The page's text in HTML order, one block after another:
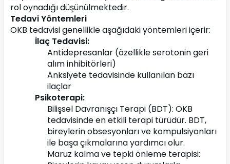
rol oynadığı düşünülmektedir.
Tedavi Yöntemleri
OKB tedavisi genellikle aşağıdaki yöntemleri içerir:
İlaç Tedavisi:
Antidepresanlar (özellikle serotonin geri
alım inhibitörleri)
Anksiyete tedavisinde kullanılan bazı
ilaçlar
Psikoterapi:
Bilişsel Davranışçı Terapi (BDT): OKB
tedavisinde en etkili terapi türüdür. BDT,
bireylerin obsesyonları ve kompulsiyonları
ile başa çıkmalarına yardımcı olur.
Maruz kalma ve tepki önleme terapisi: